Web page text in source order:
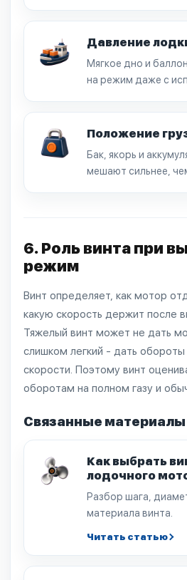
Давление
Мягкое дно и
на режим даже с
Положение
Бак, якорь и
мешают сильнее,
6. Роль винта при
режим
Винт определяет, как мотор
какую скорость держит после
Тяжелый винт может не дать
слишком легкий - дать
скорости. Поэтому винт
оборотам на полном газу и
Связанные материалы
Как выбрать
лодочного
Разбор шага,
материала винта.
Читать статью